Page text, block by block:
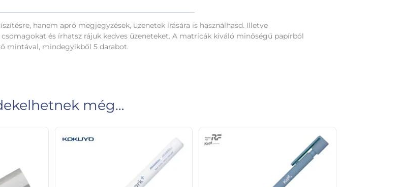
hanem apró megjegyzések, üzenetek írására is használhasd. Illetve
és írhatsz rájuk kedves üzeneteket. A matricák kiváló minőségű papírból
mintával, mindegyikből 5 darabot.
még…